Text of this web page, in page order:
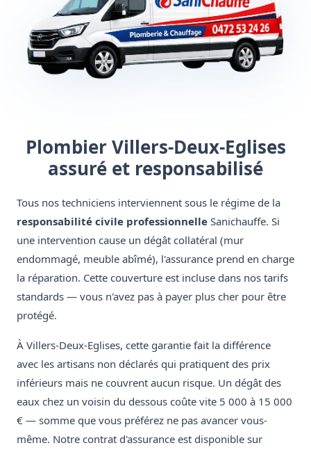
Plombier Villers-Deux-Eglises
assuré et responsabilisé
Tous nos techniciens interviennent sous le régime de la
responsabilité civile professionnelle Sanichauffe. Si
une intervention cause un dégât collatéral (mur
endommagé, meuble abîmé), l'assurance prend en charge
la réparation. Cette couverture est incluse dans nos tarifs
standards — vous n'avez pas à payer plus cher pour être
protégé.
À Villers-Deux-Eglises, cette garantie fait la différence
avec les artisans non déclarés qui pratiquent des prix
inférieurs mais ne couvrent aucun risque. Un dégât des
eaux chez un voisin du dessous coûte vite 5 000 à 15 000
€ — somme que vous préférez ne pas avancer vous-
même. Notre contrat d'assurance est disponible sur